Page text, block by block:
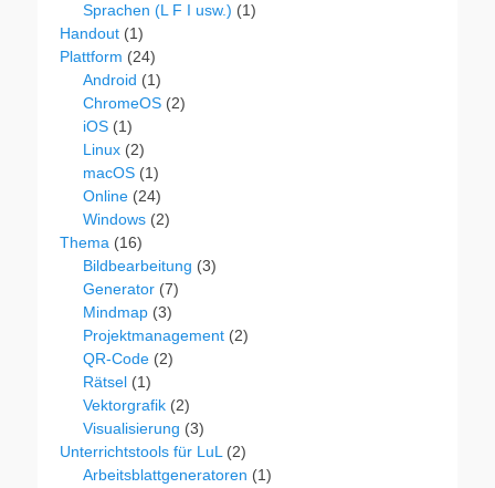
Sprachen (L F I usw.) (1)
Handout (1)
Plattform (24)
Android (1)
ChromeOS (2)
iOS (1)
Linux (2)
macOS (1)
Online (24)
Windows (2)
Thema (16)
Bildbearbeitung (3)
Generator (7)
Mindmap (3)
Projektmanagement (2)
QR-Code (2)
Rätsel (1)
Vektorgrafik (2)
Visualisierung (3)
Unterrichtstools für LuL (2)
Arbeitsblattgeneratoren (1)